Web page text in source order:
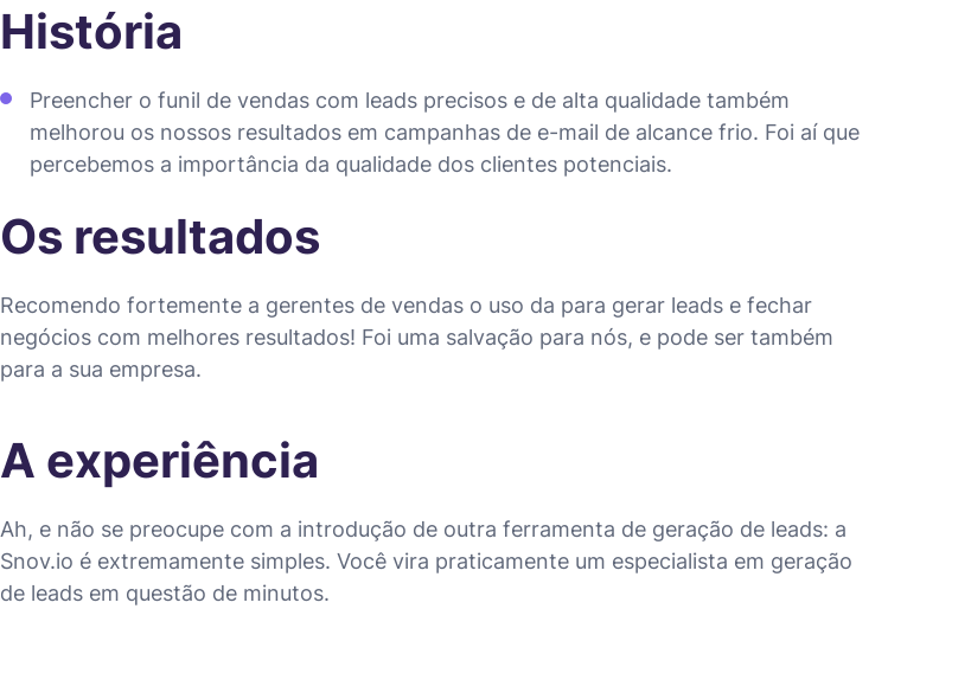
História
Preencher o funil de vendas com leads precisos e de alta qualidade também
melhorou os nossos resultados em campanhas de e-mail de alcance frio. Foi aí que
percebemos a importância da qualidade dos clientes potenciais.
Os resultados
Recomendo fortemente a gerentes de vendas o uso da para gerar leads e fechar
negócios com melhores resultados! Foi uma salvação para nós, e pode ser também
para a sua empresa.
A experiência
Ah, e não se preocupe com a introdução de outra ferramenta de geração de leads: a
Snov.io é extremamente simples. Você vira praticamente um especialista em geração
de leads em questão de minutos.